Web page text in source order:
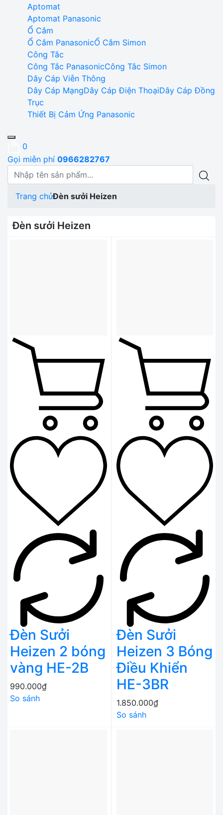
Aptomat
Aptomat Panasonic
Ổ Cắm
Ổ Cắm PanasonicỔ Cắm Simon
Công Tắc
Công Tắc PanasonicCông Tắc Simon
Dây Cáp Viễn Thông
Dây Cáp MạngDây Cáp Điện ThoạiDây Cáp Đồng
Trục
Thiết Bị Cảm Ứng Panasonic
0
Gọi miễn phí 0966282767
Trang chủĐèn sưởi Heizen
Đèn sưởi Heizen
Đèn Sưởi
Heizen 2 bóng
vàng HE-2B
990.000₫
So sánh
Đèn Sưởi
Heizen 3 Bóng
Điều Khiển
HE-3BR
1.850.000₫
So sánh